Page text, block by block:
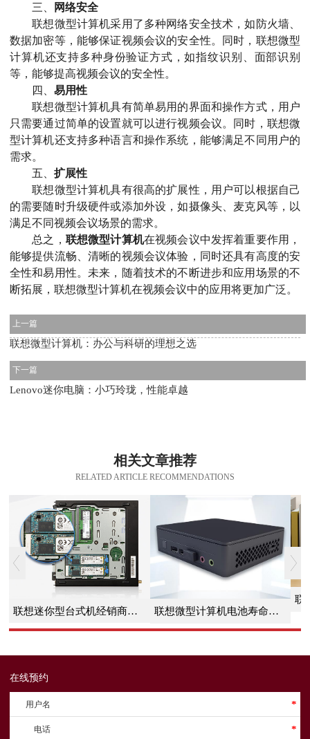
三、
网络安全
联想微型计算机采用了多种网络安全技术，如防火墙、
数据加密等，能够保证视频会议的安全性。同时，联想微型
计算机还支持多种身份验证方式，如指纹识别、面部识别
等，能够提高视频会议的安全性。
四、 易用性
联想微型计算机具有简单易用的界面和操作方式，用户
只需要通过简单的设置就可以进行视频会议。同时，联想微
型计算机还支持多种语言和操作系统，能够满足不同用户的
需求。
五、 扩展性
联想微型计算机具有很高的扩展性，用户可以根据自己
的需要随时升级硬件或添加外设，如摄像头、麦克风等，以
满足不同视频会议场景的需求。
总之， 联想微型计算机在视频会议中发挥着重要作用，
能够提供流畅、清晰的视频会议体验，同时还具有高度的安
全性和易用性。未来，随着技术的不断进步和应用场景的不
断拓展，联想微型计算机在视频会议中的应用将更加广泛。
上一篇
联想微型计算机：办公与科研的理想之选
下一篇
Lenovo迷你电脑：小巧玲珑，性能卓越
相关文章推荐
RELATED ARTICLE RECOMMENDATIONS
联想迷你型台式机经销商明星产品：联想微型计算机ThinkCentre M950q 联想微型计算机电池寿命短：原因及改善策略
在线预约
用户名 *
电话 *